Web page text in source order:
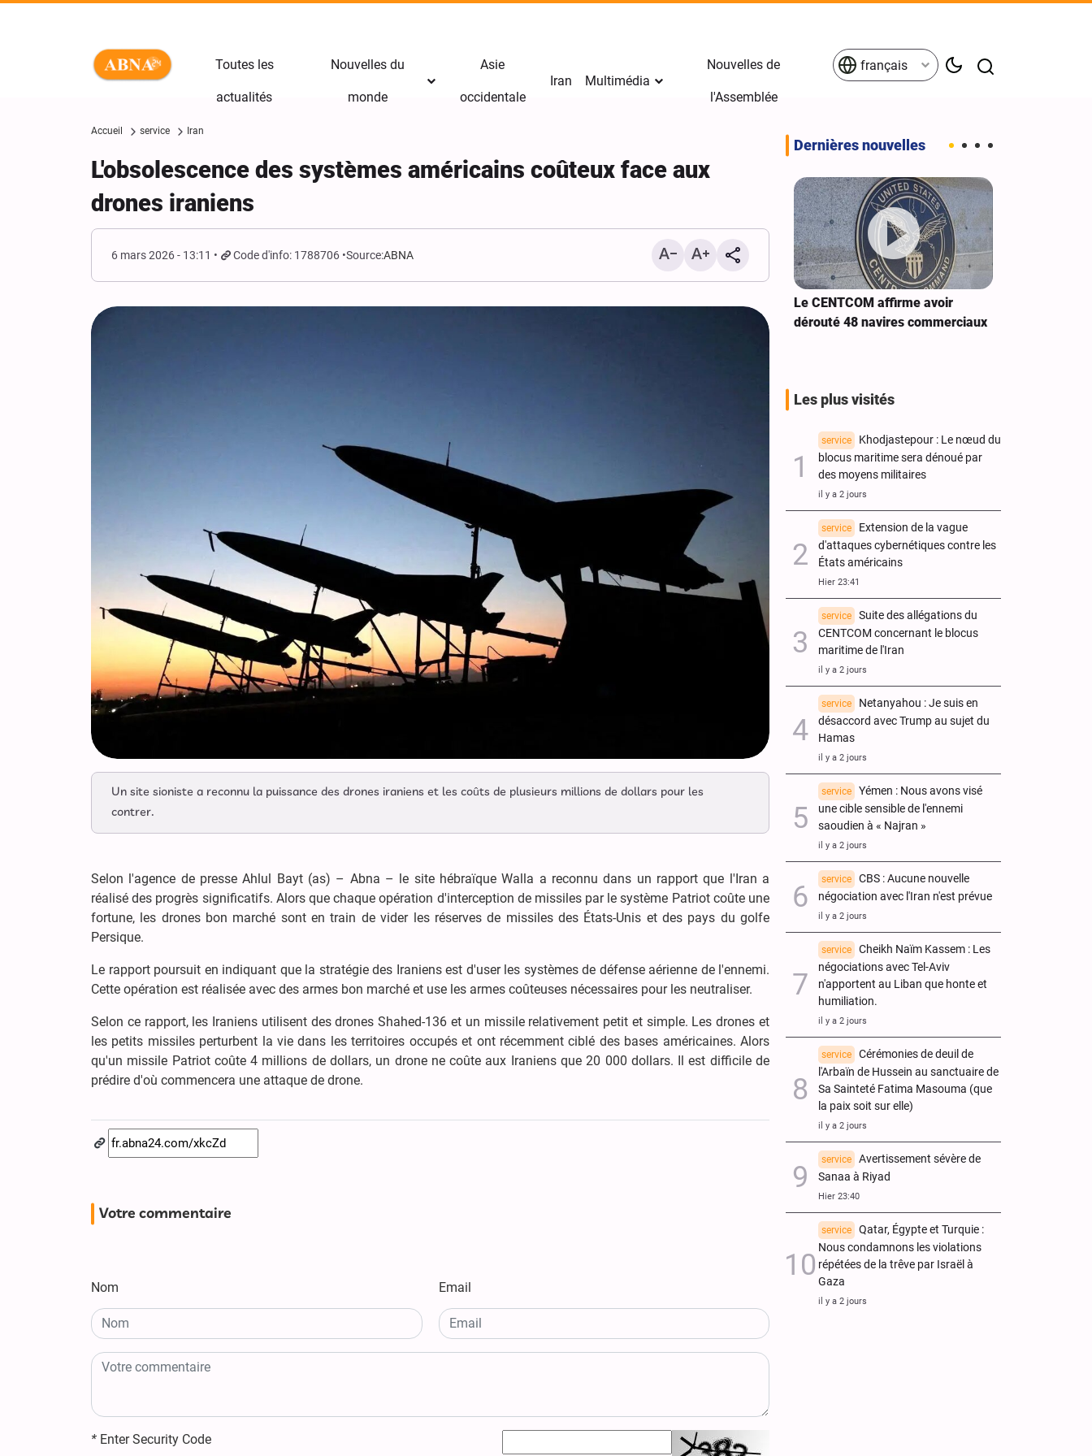
Toutes les
actualités
Nouvelles du
monde
Asie
occidentale
Iran Multimédia
Nouvelles de
l'Assemblée
français
Accueil service Iran
L'obsolescence des systèmes américains coûteux face aux
drones iraniens
6 mars 2026 - 13:11 Code d'info: 1788706 Source:ABNA
Un site sioniste a reconnu la puissance des drones iraniens et les coûts de plusieurs millions de dollars pour les
contrer.
Selon l'agence de presse Ahlul Bayt (as) – Abna – le site hébraïque Walla a reconnu dans un rapport que l'Iran a
réalisé des progrès significatifs. Alors que chaque opération d'interception de missiles par le système Patriot coûte une
fortune, les drones bon marché sont en train de vider les réserves de missiles des États-Unis et des pays du golfe
Persique.
Le rapport poursuit en indiquant que la stratégie des Iraniens est d'user les systèmes de défense aérienne de l'ennemi.
Cette opération est réalisée avec des armes bon marché et use les armes coûteuses nécessaires pour les neutraliser.
Selon ce rapport, les Iraniens utilisent des drones Shahed-136 et un missile relativement petit et simple. Les drones et
les petits missiles perturbent la vie dans les territoires occupés et ont récemment ciblé des bases américaines. Alors
qu'un missile Patriot coûte 4 millions de dollars, un drone ne coûte aux Iraniens que 20 000 dollars. Il est difficile de
prédire d'où commencera une attaque de drone.
Votre commentaire
Nom Email
* Enter Security Code
Dernières nouvelles
Avertissement sévère de Sanaa à
Le CENTCOM affirme avoir
dérouté 48 navires commerciaux
Les plus visités
service
Khodjastepour : Le nœud du
blocus maritime sera dénoué par
des moyens militaires
il y a 2 jours
service
Extension de la vague
d'attaques cybernétiques contre les
États américains
Hier 23:41
service
Suite des allégations du
CENTCOM concernant le blocus
maritime de l'Iran
il y a 2 jours
service
Netanyahou : Je suis en
désaccord avec Trump au sujet du
Hamas
il y a 2 jours
service
Yémen : Nous avons visé
une cible sensible de l'ennemi
saoudien à « Najran »
il y a 2 jours
service
CBS : Aucune nouvelle
négociation avec l'Iran n'est prévue
il y a 2 jours
service
Cheikh Naïm Kassem : Les
négociations avec Tel-Aviv
n'apportent au Liban que honte et
humiliation.
il y a 2 jours
service
Cérémonies de deuil de
l'Arbaïn de Hussein au sanctuaire de
Sa Sainteté Fatima Masouma (que
la paix soit sur elle)
il y a 2 jours
service
Avertissement sévère de
Sanaa à Riyad
Hier 23:40
service
Qatar, Égypte et Turquie :
Nous condamnons les violations
répétées de la trêve par Israël à
Gaza
il y a 2 jours